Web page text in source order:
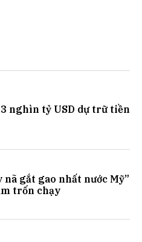
nghìn tỷ USD dự trữ tiền
gắt gao nhất nước Mỹ”
trốn chạy